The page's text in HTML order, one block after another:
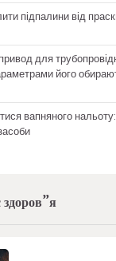
підпалини від
для
його
вапняного